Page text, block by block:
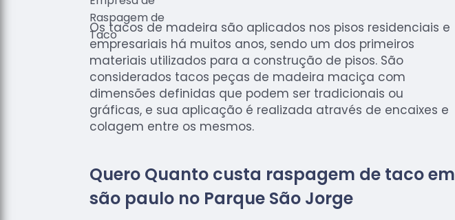
Os tacos de madeira são aplicados nos pisos residenciais e
empresariais há muitos anos, sendo um dos primeiros
materiais utilizados para a construção de pisos. São
considerados tacos peças de madeira maciça com
dimensões definidas que podem ser tradicionais ou
gráficas, e sua aplicação é realizada através de encaixes e
colagem entre os mesmos.
Quero Quanto custa raspagem de taco em
são paulo no Parque São Jorge